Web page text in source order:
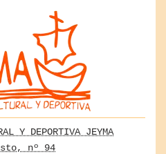
Y DEPORTIVA JEYMA
nº 94